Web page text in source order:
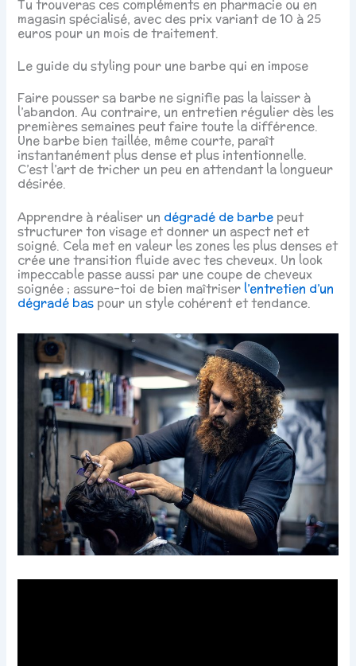
Tu trouveras ces compléments en pharmacie ou en
magasin spécialisé, avec des prix variant de 10 à 25
euros pour un mois de traitement.
Le guide du styling pour une barbe qui en impose
Faire pousser sa barbe ne signifie pas la laisser à
l’abandon. Au contraire, un entretien régulier dès les
premières semaines peut faire toute la différence.
Une barbe bien taillée, même courte, paraît
instantanément plus dense et plus intentionnelle.
C’est l’art de tricher un peu en attendant la longueur
désirée.
Apprendre à réaliser un dégradé de barbe peut
structurer ton visage et donner un aspect net et
soigné. Cela met en valeur les zones les plus denses et
crée une transition fluide avec tes cheveux. Un look
impeccable passe aussi par une coupe de cheveux
soignée ; assure-toi de bien maîtriser l’entretien d’un
dégradé bas pour un style cohérent et tendance.